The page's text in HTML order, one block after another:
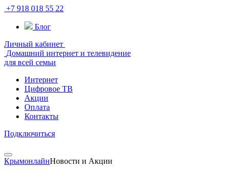
+7 918 018 55 22
Блог
Личный кабинет
Домашний интернет и телевидение
для всей семьи
Интернет
Цифровое ТВ
Акции
Оплата
Контакты
Подключиться
КрымонлайнНовости и Акции